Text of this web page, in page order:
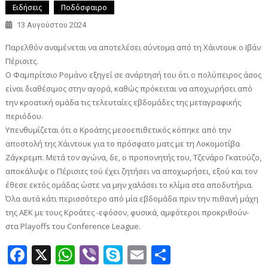
Ειδήσεις Ποδόσφαιρο
13 Αυγούστου 2024
Παρελθόν αναμένεται να αποτελέσει σύντομα από τη Χάιντουκ ο Ιβάν
Πέρισιτς.
Ο Φαμπρίτσιο Ρομάνο εξηγεί σε ανάρτησή του ότι ο πολύπειρος άσος
είναι διαθέσιμος στην αγορά, καθώς πρόκειται να αποχωρήσει από
την κροατική ομάδα τις τελευταίες εβδομάδες της μεταγραφικής
περιόδου.
Υπενθυμίζεται ότι ο Κροάτης μεσοεπιθετικός κόπηκε από την
αποστολή της Χάιντουκ για το πρόσφατο ματς με τη Λοκομοτίβα
Ζάγκρεμπ. Μετά τον αγώνα, δε, ο προπονητής του, Τζενάρο Γκατούζο,
αποκάλυψε ο Πέρισιτς τού έχει ζητήσει να αποχωρήσει, εξού και τον
έθεσε εκτός ομάδας ώστε να μην χαλάσει το κλίμα στα αποδυτήρια.
Όλα αυτά κάτι περισσότερο από μία εβδομάδα πριν την πιθανή μάχη
της ΑΕΚ με τους Κροάτες -εφόσον, φυσικά, αμφότεροι προκριθούν-
στα Playoffs του Conference League.
Facebook
X WhatsApp
ViberSkype
Email